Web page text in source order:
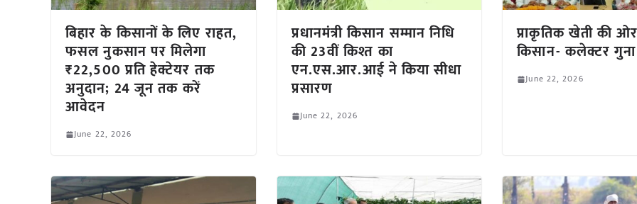
बिहार के किसानों के लिए राहत,
फसल नुकसान पर मिलेगा
₹22,500 प्रति हेक्टेयर तक
अनुदान; 24 जून तक करें
आवेदन
June 22, 2026
प्रधानमंत्री किसान सम्मान निधि
की 23वीं किश्त का
एन.एस.आर.आई ने किया सीधा
प्रसारण
June 22, 2026
प्राकृतिक खेती की
किसान- कलेक्टर गुना
June 22, 2026